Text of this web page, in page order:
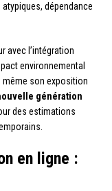
dépendance
avec l’intégration
environnemental
même son exposition
génération
des estimations
en ligne :